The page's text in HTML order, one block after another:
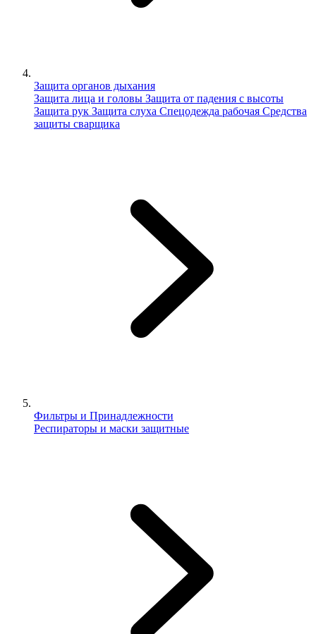
Защита органов дыхания
Защита лица и головы Защита от падения с высоты
Защита рук Защита слуха Спецодежда рабочая Средства
защиты сварщика
Фильтры и Принадлежности
Респираторы и маски защитные